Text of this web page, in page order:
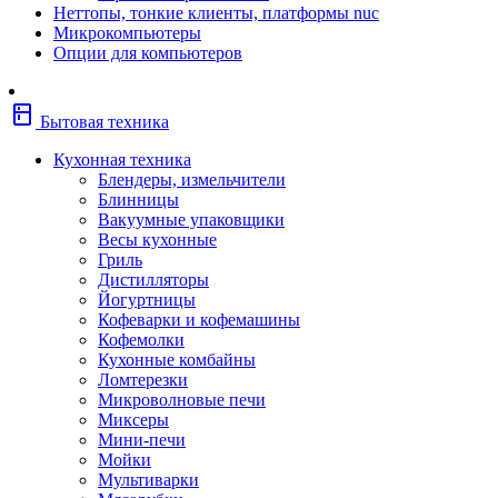
Фены
Щипцы
Электробритвы
Сушильные машины
Морозильные камеры
Плиты
Посудомоечные машины
Водонагреватели
Бойлеры
Встраиваемая техника
Варочные поверхности электрические
Духовые шкафы электрические
Неттопы, тонкие клиенты, платформы nuc
Микрокомпьютеры
Опции для компьютеров
kitchen Бытовая техника
Кухонная техника
Блендеры, измельчители
Блинницы
Вакуумные упаковщики
Весы кухонные
Гриль
Дистилляторы
Йогуртницы
Кофеварки и кофемашины
Кофемолки
Кухонные комбайны
Ломтерезки
Микроволновые печи
Миксеры
Мини-печи
Мойки
Мультиварки